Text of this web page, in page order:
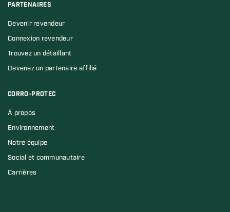
PARTENAIRES
Devenir revendeur
Connexion revendeur
Trouvez un détaillant
Devenez un partenaire affilié
CORRO-PROTEC
À propos
Environnement
Notre équipe
Social et communautaire
Carrières